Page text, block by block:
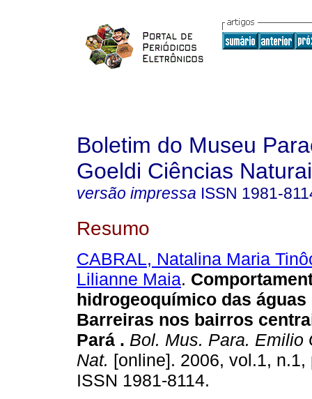
Boletim do Museu
Goeldi Ciências
versão impressa ISSN 1981-
Resumo
CABRAL, Natalina Maria
Lilianne Maia.
hidrogeoquímico das
Barreiras nos bairros
Pará . Bol. Mus. Para. Emilio
Nat. [online]. 2006, vol.1, n.1,
ISSN 1981-8114.